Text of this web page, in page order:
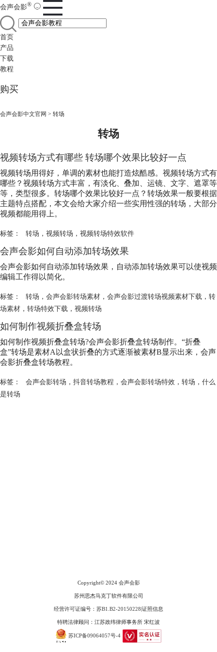
会声会影®
首页
产品
下载
教程
购买
会声会影中文官网 > 转场
转场
视频转场方式有哪些 转场哪个效果比较好一点
视频转场用得好，单调的素材也能打造炫酷感。视频转场方式有
哪些？视频转场方式丰富，有淡化、叠加、运镜、文字、遮罩等
等，类型很多。转场哪个效果比较好一点？转场效果一般要根据
主题特点搭配，本文会给大家介绍一些实用性强的转场，大部分
视频都能用得上。
标签： 转场 ， 视频转场 ， 视频转场特效软件
会声会影如何自动添加转场效果
会声会影如何自动添加转场效果，自动添加转场效果可以使视频
编辑工作得以简化。
标签： 转场 ， 会声会影转场素材， 会声会影过渡转场视频素材下载 ， 转
场素材 ， 转场特效下载 ， 视频转场
如何制作视频折叠盒转场
如何制作视频折叠盒转场?会声会影折叠盒转场制作。“折叠
盒”转场是素材A以盒状折叠的方式逐渐被素材B显示出来，会声
会影折叠盒转场教程。
标签： 会声会影转场 ， 抖音转场教程 ， 会声会影转场特效 ， 转场 ， 什么
是转场
Copyright© 2024 会声会影
苏州思杰马克丁软件有限公司
经营许可证编号：苏B1.B2-20150228|证照信息
特聘法律顾问：江苏政纬律师事务所 宋红波
苏ICP备09064057号-4